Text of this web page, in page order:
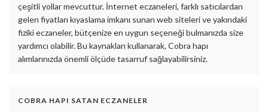
çeşitli yollar mevcuttur. İnternet eczaneleri, farklı satıcılardan
gelen fiyatları kıyaslama imkanı sunan web siteleri ve yakındaki
fiziki eczaneler, bütçenize en uygun seçeneği bulmanızda size
yardımcı olabilir. Bu kaynakları kullanarak, Cobra hapı
alımlarınızda önemli ölçüde tasarruf sağlayabilirsiniz.
COBRA HAPI SATAN ECZANELER